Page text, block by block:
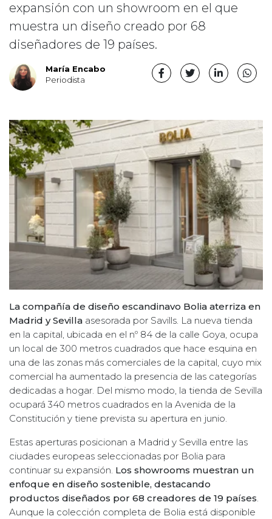
expansión con un showroom en el que
muestra un diseño creado por 68
diseñadores de 19 países.
María Encabo
Periodista
La compañía de diseño escandinavo Bolia aterriza en
Madrid y Sevilla asesorada por Savills. La nueva tienda
en la capital, ubicada en el nº 84 de la calle Goya, ocupa
un local de 300 metros cuadrados que hace esquina en
una de las zonas más comerciales de la capital, cuyo mix
comercial ha aumentado la presencia de las categorías
dedicadas a hogar. Del mismo modo, la tienda de Sevilla
ocupará 340 metros cuadrados en la Avenida de la
Constitución y tiene prevista su apertura en junio.
Estas aperturas posicionan a Madrid y Sevilla entre las
ciudades europeas seleccionadas por Bolia para
continuar su expansión. Los showrooms muestran un
enfoque en diseño sostenible, destacando
productos diseñados por 68 creadores de 19 países.
Aunque la colección completa de Bolia está disponible